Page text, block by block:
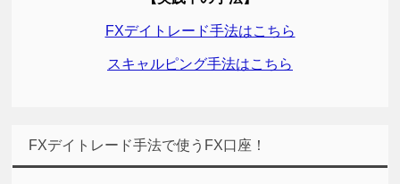
FXデイトレード手法はこちら
スキャルピング手法はこちら
FXデイトレード手法で使うFX口座！